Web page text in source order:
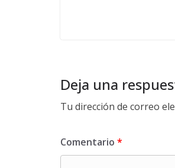
Deja una
Tu dirección de correo
Comentario *